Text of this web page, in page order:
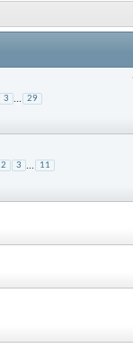
3 ... 29
2 3 ... 11